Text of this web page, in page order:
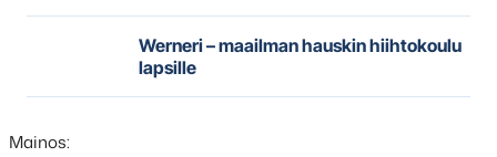
Werneri – maailman hauskin hiihtokoulu
lapsille
Mainos: